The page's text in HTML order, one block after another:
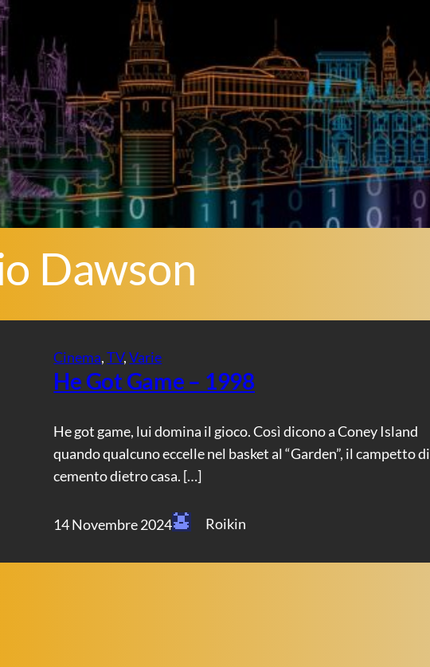
Dawson
Cinema, TV, Varie
He Got Game – 1998
He got game, lui domina il gioco. Così dicono a Coney Island
quando qualcuno eccelle nel basket al “Garden”, il campetto di
cemento dietro casa. […]
14 Novembre 2024 Roikin